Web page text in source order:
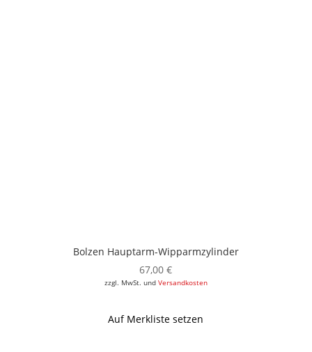
Bolzen Hauptarm-Wipparmzylinder
67,00€
zzgl. MwSt. und Versandkosten
Auf Merkliste setzen